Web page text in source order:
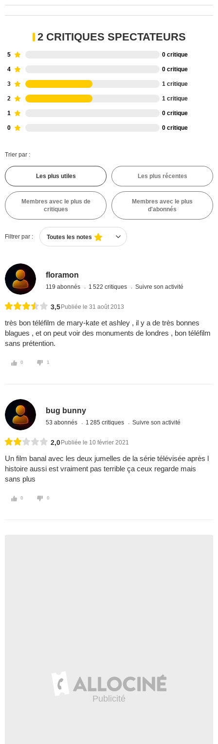
2 CRITIQUES SPECTATEURS
5 0 critique
4 0 critique
3 1 critique
2 1 critique
1 0 critique
0 0 critique
Trier par :
Les plus utiles Les plus récentes
Membres avec le plus de
critiques
Membres avec le plus
d'abonnés
Filtrer par : Toutes les notes
floramon
119 abonnés 1 522 critiques Suivre son activité
3,5 Publiée le 31 août 2013
très bon téléfilm de mary-kate et ashley , il y a de très bonnes
blagues , et on peut voir des monuments de londres , bon téléfilm
sans prétention.
0 1
bug bunny
53 abonnés 1 285 critiques Suivre son activité
2,0 Publiée le 10 février 2021
Un film banal avec les deux jumelles de la série télévisée après l
histoire aussi est vraiment pas terrible ça ceux regarde mais
sans plus
0 0